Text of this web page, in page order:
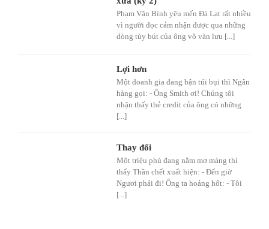
Phạm Văn Bình yêu mến Đà Lạt rất nhiều
vì người đọc cảm nhận được qua những
dòng tùy bút của ông vô vàn lưu [...]
Lợi hơn
Một doanh gia đang bận túi bụi thì Ngân
hàng gọi: - Ông Smith ơi! Chúng tôi
nhận thấy thẻ credit của ông có những
[...]
Thay đổi
Một triệu phú đang nằm mơ màng thì
thấy Thần chết xuất hiện: - Đến giờ
Ngươi phải đi! Ông ta hoảng hốt: - Tôi
[...]